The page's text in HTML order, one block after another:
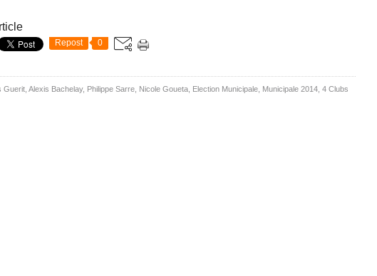
Repost 0
Guerit Alexis Bachelay, Philippe Sarre Nicole Goueta Election Municipale Municipale 2014 4 Clubs